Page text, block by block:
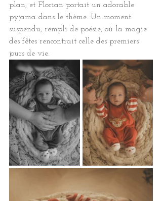
plan, et Florian portait un adorable
pyjama dans le thème. Un moment
suspendu, rempli de poésie, où la magie
des fêtes rencontrait celle des premiers
jours de vie.